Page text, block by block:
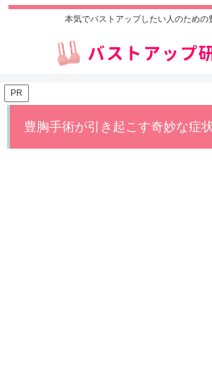
本気でバストアップしたい人のための
PR
豊胸手術が引き起こす奇妙な症